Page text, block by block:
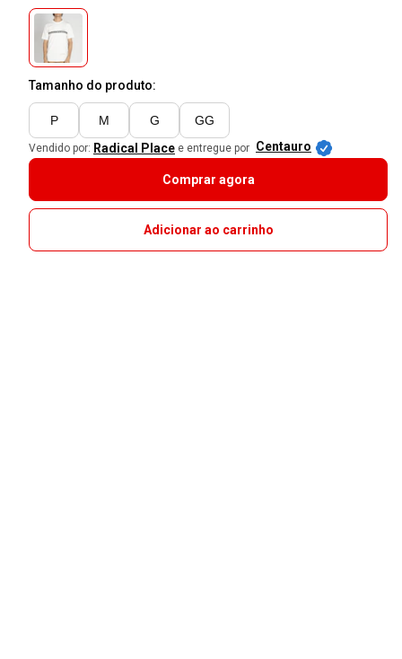
Tamanho do produto:
P M G GG
Vendido por: Radical Place e entregue por Centauro
Comprar agora
Adicionar ao carrinho